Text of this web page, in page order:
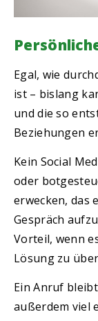
Egal, wie
ist – bislang
und die so
Beziehungen
Kein Social
oder
erwecken, das
Gespräch
Vorteil, wenn
Lösung zu
Ein Anruf
außerdem viel